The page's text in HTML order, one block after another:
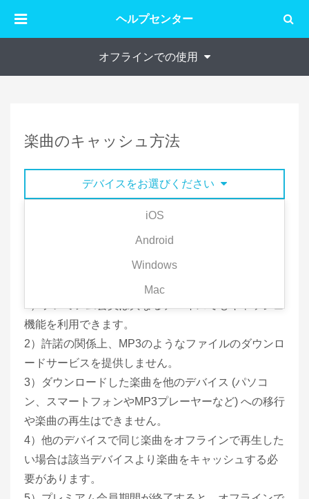
ヘルプセンター
オフラインでの使用
楽曲のキャッシュ方法
デバイスをお選びください
iOS
Android
Windows
Mac
の届かない場所、もしくはインターネットに接続し
ない状態でも楽曲を聴くことができます。
機能を利用できます。
2）許諾の関係上、MP3のようなファイルのダウンロ
ードサービスを提供しません。
3）ダウンロードした楽曲を他のデバイス (パソコ
ン、スマートフォンやMP3プレーヤーなど) への移行
や楽曲の再生はできません。
4）他のデバイスで同じ楽曲をオフラインで再生した
い場合は該当デバイスより楽曲をキャッシュする必
要があります。